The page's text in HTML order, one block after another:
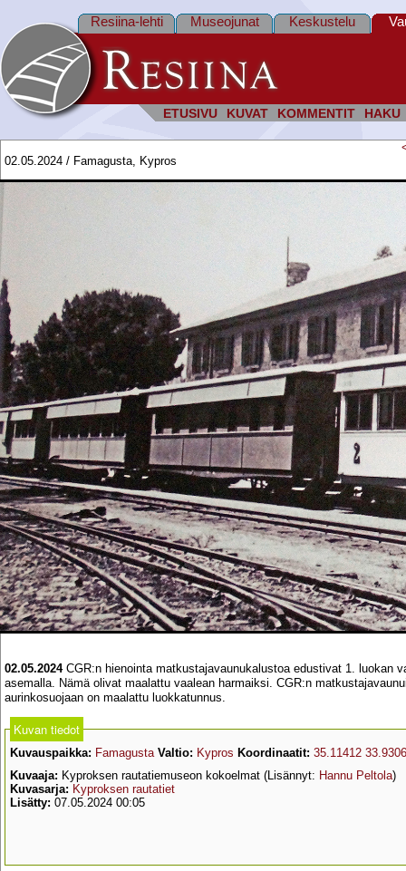
ETUSIVU KUVAT KOMMENTIT HAKU
Resiina-lehti Museojunat Keskustelu
02.05.2024 / Famagusta, Kypros
02.05.2024CGR:n hienointa matkustajavaunukalustoa edustivat 1. luokan
asemalla. Nämä olivat maalattu vaalean harmaiksi. CGR:n
aurinkosuojaan on maalattu luokkatunnus.
Kuvan tiedot
Kuvauspaikka: Famagusta Valtio: Kypros Koordinaatit: 35.11412
Kuvaaja: Kyproksen rautatiemuseon kokoelmat (Lisännyt: Hannu Peltola)
Kuvasarja: Kyproksen rautatiet
Lisätty: 07.05.2024 00:05